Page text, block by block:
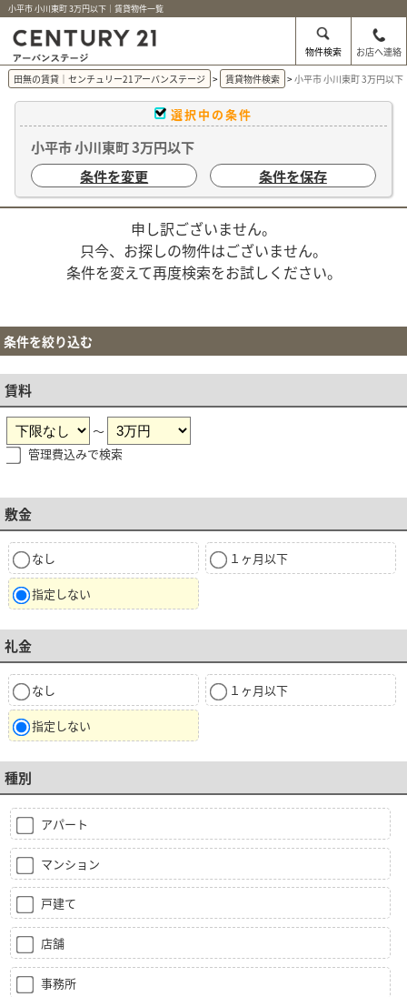
小平市 小川東町 3万円以下｜賃貸物件一覧
物件検索
お店へ連絡
田無の賃貸｜センチュリー21アーバンステージ
賃貸物件検索 小平市 小川東町 3万円以
選択中の条件
小平市 小川東町 3万円以下
条件を変更
条件を保存
申し訳ございません。
只今、お探しの物件はございません。
条件を変えて再度検索をお試しください。
条件を絞り込む
賃料
～
管理費込みで検索
敷金
なし １ヶ月以下
指定しない
礼金
なし １ヶ月以下
指定しない
種別
アパート
マンション
戸建て
店舗
事務所